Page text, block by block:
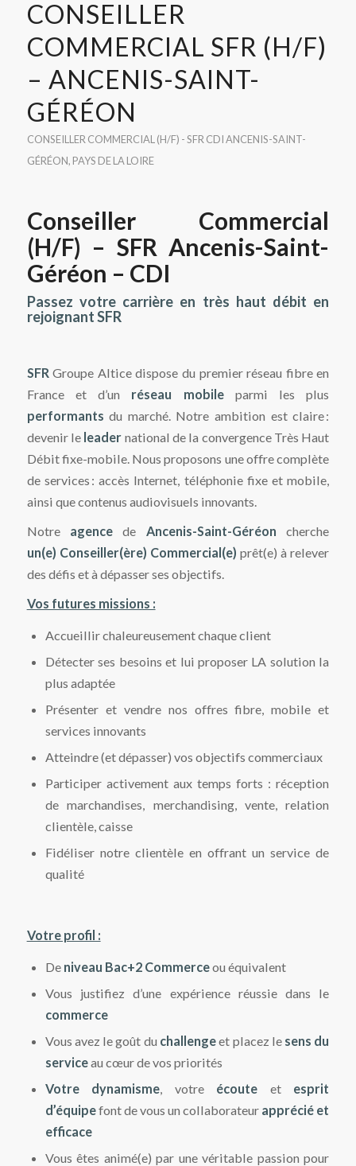
CONSEILLER
COMMERCIAL SFR (H/F)
– ANCENIS-SAINT-
GÉRÉON
CONSEILLER COMMERCIAL (H/F) - SFR CDIANCENIS-SAINT-
GÉRÉON, PAYS DE LA LOIRE
Conseiller Commercial
(H/F) – SFR Ancenis-Saint-
Géréon – CDI
Passez votre carrière en très haut débit en
rejoignant SFR
SFRGroupe Altice dispose du premier réseau fibre en
France et d’un réseau mobileparmi les plus
performants du marché. Notre ambition est claire :
devenir le leader national de la convergence Très Haut
Débit fixe-mobile. Nous proposons une offre complète
de services : accès Internet, téléphonie fixe et mobile,
ainsi que contenus audiovisuels innovants.
Notre agence de Ancenis-Saint-Géréon cherche
un(e) Conseiller(ère) Commercial(e) prêt(e) à relever
des défis et à dépasser ses objectifs.
Vos futures missions :
Accueillir chaleureusement chaque client
Détecter ses besoins et lui proposer LA solution la
plus adaptée
Présenter et vendre nos offres fibre, mobile et
services innovants
Atteindre (et dépasser) vos objectifs commerciaux
Participer activement aux temps forts : réception
de marchandises, merchandising, vente, relation
clientèle, caisse
Fidéliser notre clientèle en offrant un service de
qualité
Votre profil :
Deniveau Bac+2 Commerceou équivalent
Vous justifiez d’une expérience réussie dans le
commerce
Vous avez le goût du challengeet placez le sens du
serviceau cœur de vos priorités
Votre dynamisme, votre écoute et esprit
d’équipefont de vous un collaborateur apprécié et
efficace
Vous êtes animé(e) par une véritable passion pour